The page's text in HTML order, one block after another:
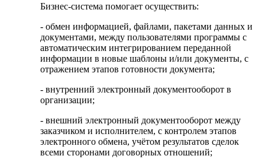
Бизнес-система помогает осуществить:
- обмен информацией, файлами, пакетами данных и
документами, между пользователями программы с
автоматическим интегрированием переданной
информации в новые шаблоны и/или документы, с
отражением этапов готовности документа;
- внутренний электронный документооборот в
организации;
- внешний электронный документооборот между
заказчиком и исполнителем, с контролем этапов
электронного обмена, учётом результатов сделок
всеми сторонами договорных отношений;